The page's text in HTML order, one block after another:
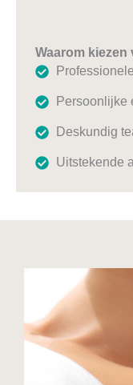
Waarom
Persoonlijke
Deskundig
Uitstekende